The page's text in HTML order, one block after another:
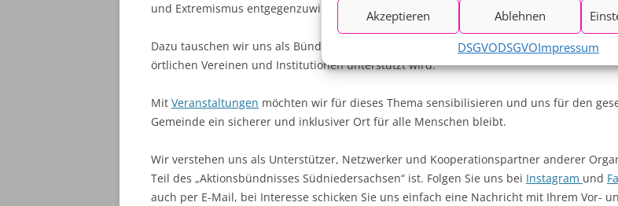
Akzeptieren Ablehnen
DSGVODSGVOImpressum
und Extremismus entgegenzuwirken.
Dazu tauschen wir uns als Bündnis regelmäßig aus und planen konkrete Aktionen, wie
örtlichen Vereinen und Institutionen unterstützt wird.
Mit Veranstaltungen möchten wir für dieses Thema sensibilisieren und uns für den
Gemeinde ein sicherer und inklusiver Ort für alle Menschen bleibt.
Wir verstehen uns als Unterstützer, Netzwerker und Kooperationspartner anderer
Teil des „Aktionsbündnisses Südniedersachsen“ ist. Folgen Sie uns bei Instagram und
auch per E-Mail, bei Interesse schicken Sie uns einfach eine Nachricht mit Ihrem Vor-